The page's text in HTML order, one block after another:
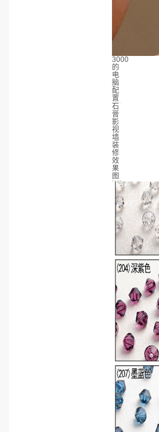
3000
的
电
脑
配
置
石
膏
影
视
墙
装
修
效
果
图